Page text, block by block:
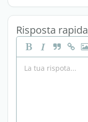
Risposta rapida